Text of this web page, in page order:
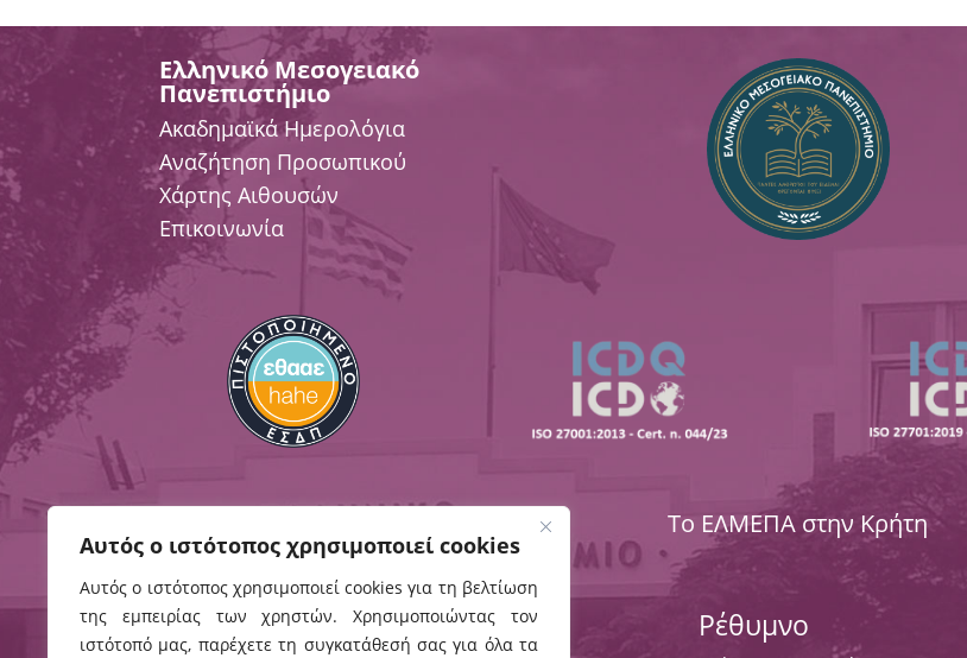
Αυτός ο ιστότοπος χρησιμοποιεί cookies
Αυτός ο ιστότοπος χρησιμοποιεί cookies για τη βελτίωση
της εμπειρίας των χρηστών. Χρησιμοποιώντας τον
ιστότοπό μας, παρέχετε τη συγκατάθεσή σας για όλα τα
Ελληνικό Μεσογειακό
Πανεπιστήμιο
Ακαδημαϊκά Ημερολόγια
Αναζήτηση Προσωπικού
Χάρτης Αιθουσών
Επικοινωνία
Το ΕΛΜΕΠΑ στην Κρήτη
Ηράκλειο Χανιά Ρέθυμνο